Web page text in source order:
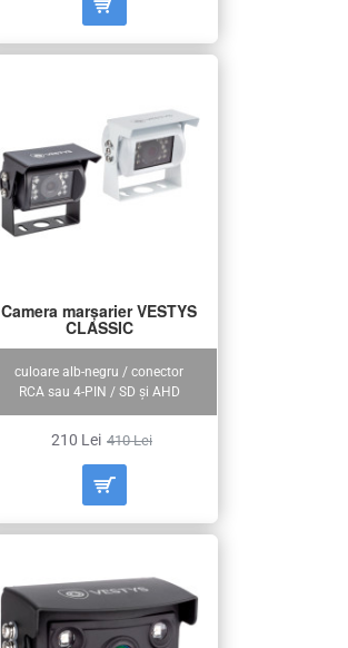
culoare alb-negru / conector
RCA sau 4-PIN / SD și AHD
Camera marșarier VESTYS
CLASSIC
210 Lei 410 Lei